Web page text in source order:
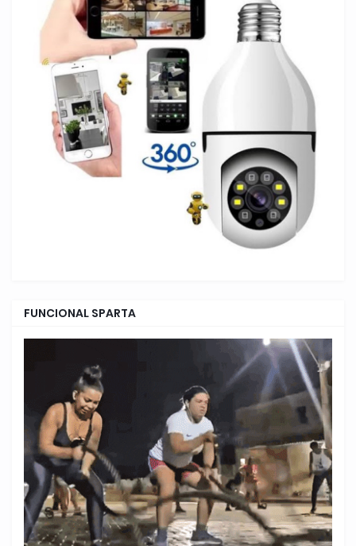
FUNCIONAL SPARTA